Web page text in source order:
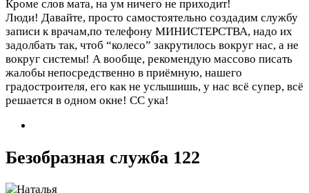
Кроме слов мата, на ум ничего не приходит!
Люди! Давайте, просто самостоятельно создадим службу
записи к врачам,по телефону МИНИСТЕРСТВА, надо их
задолбать так, чтоб “колесо” закрутилось вокруг нас, а не
вокруг системы! А вообще, рекомендую массово писать
жалобы непосредственно в приёмную, нашего
градостроителя, его как не услышишь, у нас всё супер, всё
решается в одном окне! СС ука!
Безобразная служба 122